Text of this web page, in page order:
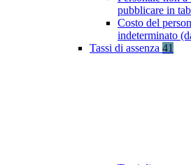
pubblicare in
Costo del
indeterminato
Tassi di assenza 41